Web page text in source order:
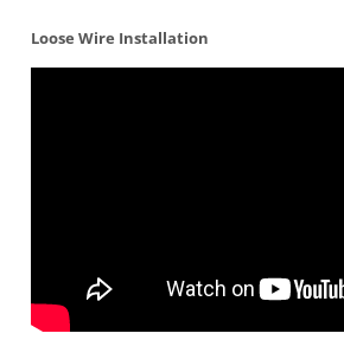
Loose Wire Installation